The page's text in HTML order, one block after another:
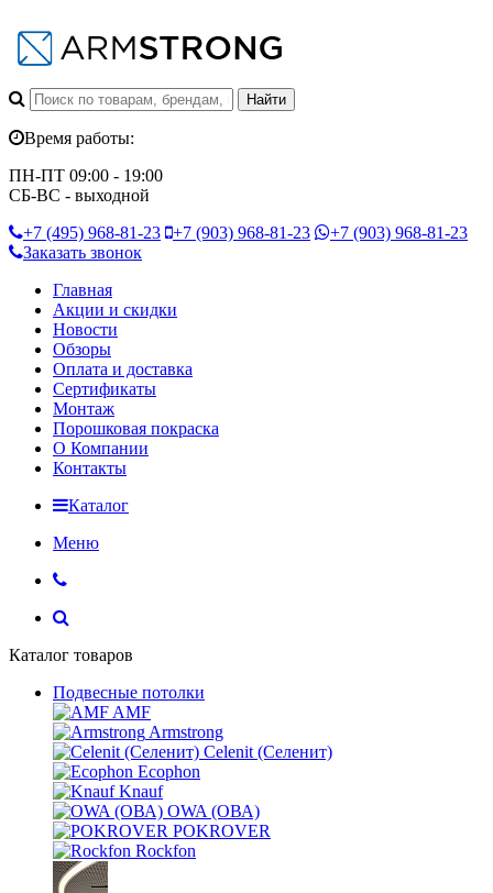
Время работы:
ПН-ПТ 09:00 - 19:00
СБ-ВС - выходной
+7 (495) 968-81-23 +7 (903) 968-81-23 +7 (903) 968-81-23
Заказать звонок
Главная
Акции и скидки
Новости
Обзоры
Оплата и доставка
Сертификаты
Монтаж
Порошковая покраска
О Компании
Контакты
Каталог
Меню
Каталог товаров
Подвесные потолки
AMF
Armstrong
Celenit (Селенит)
Ecophon
Knauf
OWA (ОВА)
POKROVER
Rockfon